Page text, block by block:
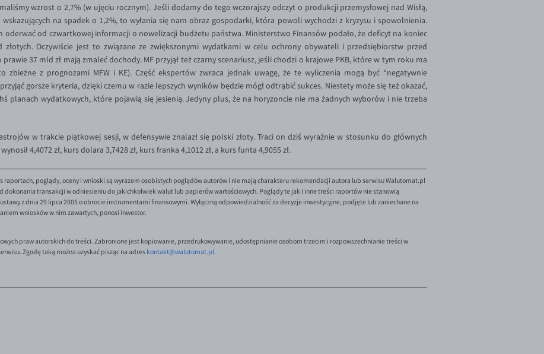
wzrost o 2,7% (w ujęciu rocznym). Jeśli dodamy do tego wczorajszy odczyt o produkcji przemysłowej nad Wisłą,
na spadek o 1,2%, to wyłania się nam obraz gospodarki, która powoli wychodzi z kryzysu i spowolnienia.
oderwać od czwartkowej informacji o nowelizacji budżetu państwa. Ministerstwo Finansów podało, że deficyt na koniec
Oczywiście jest to związane ze zwiększonymi wydatkami w celu ochrony obywateli i przedsiębiorstw przed
37 mld zł mają zmaleć dochody. MF przyjął też czarny scenariusz, jeśli chodzi o krajowe PKB, które w tym roku ma
zbieżne z prognozami MFW i KE). Część ekspertów zwraca jednak uwagę, że te wyliczenia mogą być “negatywnie
gorsze kryteria, dzięki czemu w razie lepszych wyników będzie mógł odtrąbić sukces. Niestety może się też okazać,
planach wydatkowych, które pojawią się jesienią. Jedyny plus, że na horyzoncie nie ma żadnych wyborów i nie trzeba
w trakcie piątkowej sesji, w defensywie znalazł się polski złoty. Traci on dziś wyraźnie w stosunku do głównych
4,4072 zł, kurs dolara 3,7428 zł, kurs franka 4,1012 zł, a kurs funta 4,9055 zł.
raportach, poglądy, oceny i wnioski są wyrazem osobistych poglądów autorów i nie mają charakteru rekomendacji autora lub serwisu Walutomat.pl
dokonania transakcji w odniesieniu do jakichkolwiek walut lub papierów wartościowych. Poglądy te jak i inne treści raportów nie stanowią
z dnia 29 lipca 2005 o obrocie instrumentami finansowymi. Wyłączną odpowiedzialność za decyzje inwestycyjne, podjęte lub zaniechane na
wniosków w nim zawartych, ponosi inwestor.
praw autorskich do treści. Zabronione jest kopiowanie, przedrukowywanie, udostępnianie osobom trzecim i rozpowszechnianie treści w
Zgodę taką można uzyskać pisząc na adres kontakt@walutomat.pl.